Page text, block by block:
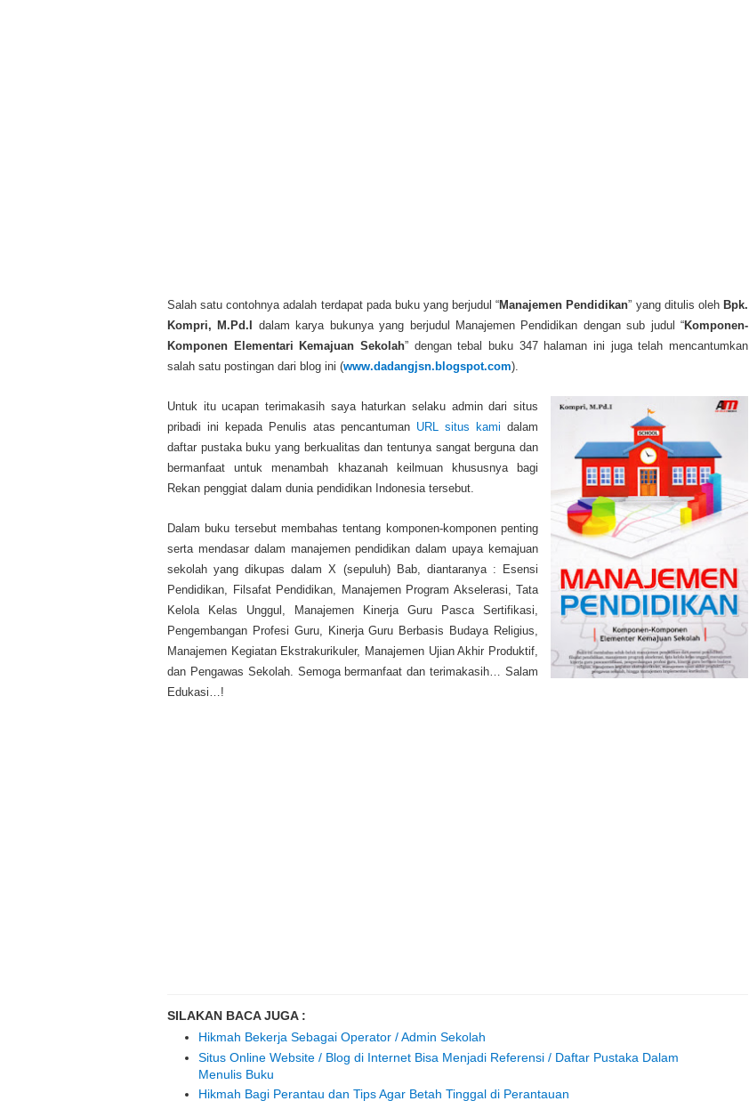
Salah satu contohnya adalah terdapat pada buku yang berjudul “Manajemen Pendidikan” yang ditulis oleh Bpk.
Kompri, M.Pd.I
dalam karya bukunya yang berjudul Manajemen Pendidikan dengan sub judul “Komponen-
Komponen Elementari Kemajuan Sekolah” dengan tebal buku 347 halaman ini juga telah mencantumkan
salah satu postingan dari blog ini (www.dadangjsn.blogspot.com).
Untuk itu ucapan terimakasih saya haturkan selaku admin dari situs
pribadi ini kepada Penulis atas pencantuman URL situs kami dalam
daftar pustaka buku yang berkualitas dan tentunya sangat berguna dan
bermanfaat untuk menambah khazanah keilmuan khususnya bagi
Rekan penggiat dalam dunia pendidikan Indonesia tersebut.
Dalam buku tersebut membahas tentang komponen-komponen penting
serta mendasar dalam manajemen pendidikan dalam upaya kemajuan
sekolah yang dikupas dalam X (sepuluh) Bab, diantaranya : Esensi
Pendidikan, Filsafat Pendidikan, Manajemen Program Akselerasi, Tata
Kelola Kelas Unggul, Manajemen Kinerja Guru Pasca Sertifikasi,
Pengembangan Profesi Guru, Kinerja Guru Berbasis Budaya Religius,
Manajemen Kegiatan Ekstrakurikuler, Manajemen Ujian Akhir Produktif,
dan Pengawas Sekolah. Semoga bermanfaat dan terimakasih… Salam
Edukasi…!
SILAKAN BACA JUGA :
Hikmah Bekerja Sebagai Operator / Admin Sekolah
Situs Online Website / Blog di Internet Bisa Menjadi Referensi / Daftar Pustaka Dalam
Menulis Buku
Hikmah Bagi Perantau dan Tips Agar Betah Tinggal di Perantauan